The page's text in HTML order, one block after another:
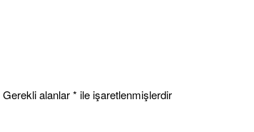
Gerekli alanlar* ile işaretlenmişlerdir